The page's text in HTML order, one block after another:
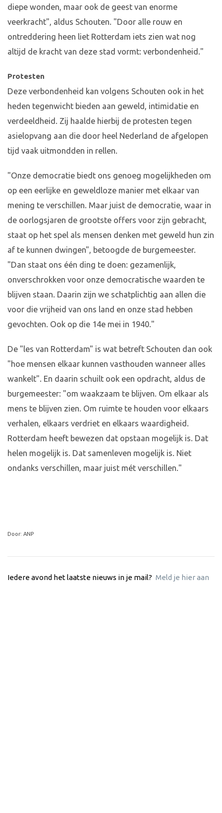
diepe wonden, maar ook de geest van enorme
veerkracht", aldus Schouten. "Door alle rouw en
ontreddering heen liet Rotterdam iets zien wat nog
altijd de kracht van deze stad vormt: verbondenheid."
Protesten
Deze verbondenheid kan volgens Schouten ook in het
heden tegenwicht bieden aan geweld, intimidatie en
verdeeldheid. Zij haalde hierbij de protesten tegen
asielopvang aan die door heel Nederland de afgelopen
tijd vaak uitmondden in rellen.
"Onze democratie biedt ons genoeg mogelijkheden om
op een eerlijke en geweldloze manier met elkaar van
mening te verschillen. Maar juist de democratie, waar in
de oorlogsjaren de grootste offers voor zijn gebracht,
staat op het spel als mensen denken met geweld hun zin
af te kunnen dwingen", betoogde de burgemeester.
"Dan staat ons één ding te doen: gezamenlijk,
onverschrokken voor onze democratische waarden te
blijven staan. Daarin zijn we schatplichtig aan allen die
voor die vrijheid van ons land en onze stad hebben
gevochten. Ook op die 14e mei in 1940."
De "les van Rotterdam" is wat betreft Schouten dan ook
"hoe mensen elkaar kunnen vasthouden wanneer alles
wankelt". En daarin schuilt ook een opdracht, aldus de
burgemeester: "om waakzaam te blijven. Om elkaar als
mens te blijven zien. Om ruimte te houden voor elkaars
verhalen, elkaars verdriet en elkaars waardigheid.
Rotterdam heeft bewezen dat opstaan mogelijk is. Dat
helen mogelijk is. Dat samenleven mogelijk is. Niet
ondanks verschillen, maar juist mét verschillen."
Door: ANP
Iedere avond het laatste nieuws in je mail? Meld je hier aan